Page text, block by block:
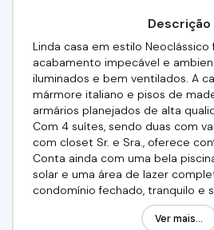
Descrição
Linda casa em estilo Neoclássico
acabamento impecável e
iluminados e bem ventilados. A
mármore italiano e pisos de
armários planejados de alta
Com 4 suítes, sendo duas com
com closet Sr. e Sra., oferece
Conta ainda com uma bela
solar e uma área de lazer
condomínio fechado, tranquilo e
rodeada por uma atmosfera de
condomínio oferece segurança
Ver mais...